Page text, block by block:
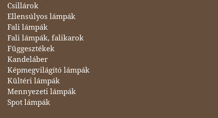
Csillárok
Ellensúlyos lámpák
Fali lámpák
Fali lámpák, falikarok
Függesztékek
Kandeláber
Képmegvilágító lámpák
Kültéri lámpák
Mennyezeti lámpák
Spot lámpák